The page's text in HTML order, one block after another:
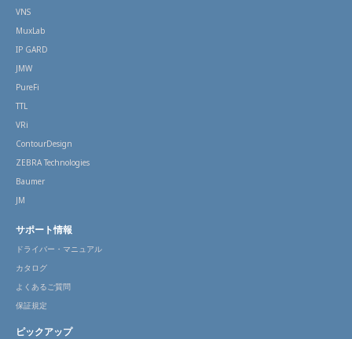
VNS
MuxLab
IP GARD
JMW
PureFi
TTL
VRi
ContourDesign
ZEBRA Technologies
Baumer
JM
サポート情報
ドライバー・マニュアル
カタログ
よくあるご質問
保証規定
ピックアップ